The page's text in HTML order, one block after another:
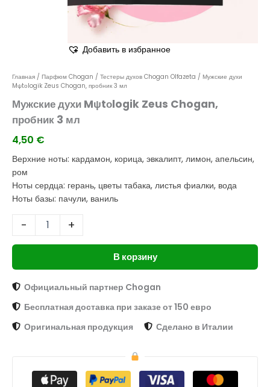
Добавить в избранное
Главная / Парфюм Chogan / Тестеры духов Chogan Olfazeta / Мужские духи
Mψtοlogik Zeus Chogan, пробник 3 мл
Мужские духи Mψtοlogik Zeus Chogan,
пробник 3 мл
4,50 €
Верхние ноты: кардамон, корица, эвкалипт, лимон, апельсин,
ром
Ноты сердца: герань, цветы табака, листья фиалки, вода
Ноты базы: пачули, ваниль
- +
В корзину
Официальный партнер Chogan
Бесплатная доставка при заказе от 150 евро
Оригинальная продукция
Сделано в Италии